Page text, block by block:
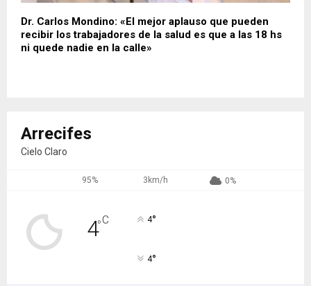
Dr. Carlos Mondino: «El mejor aplauso que pueden
recibir los trabajadores de la salud es que a las 18 hs
ni quede nadie en la calle»
Arrecifes
Cielo Claro
95% 3km/h 0%
4°C 4°
4°